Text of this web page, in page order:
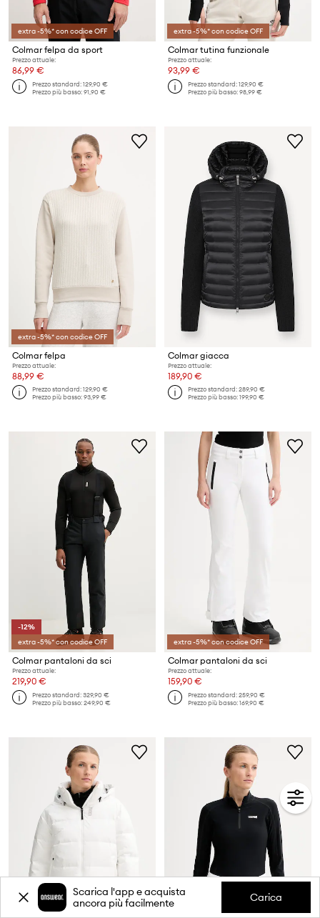
extra -5%* con codice OFF
Colmar felpa da sport
Prezzo attuale:
86,99 €
Prezzo standard:129,90 €
Prezzo più basso:91,90 €
extra -5%* con codice OFF
Colmar tutina funzionale
Prezzo attuale:
93,99 €
Prezzo standard:129,90 €
Prezzo più basso:98,99 €
extra -5%* con codice OFF
Colmar felpa
Prezzo attuale:
88,99 €
Prezzo standard:129,90 €
Prezzo più basso:93,99 €
Colmar giacca
Prezzo attuale:
189,90 €
Prezzo standard:289,90 €
Prezzo più basso:199,90 €
-12%
extra -5%* con codice OFF
Colmar pantaloni da sci
Prezzo attuale:
219,90 €
Prezzo standard:329,90 €
Prezzo più basso:249,90 €
extra -5%* con codice OFF
Colmar pantaloni da sci
Prezzo attuale:
159,90 €
Prezzo standard:259,90 €
Prezzo più basso:169,90 €
Scarica l'app e acquista
ancora più facilmente
Carica